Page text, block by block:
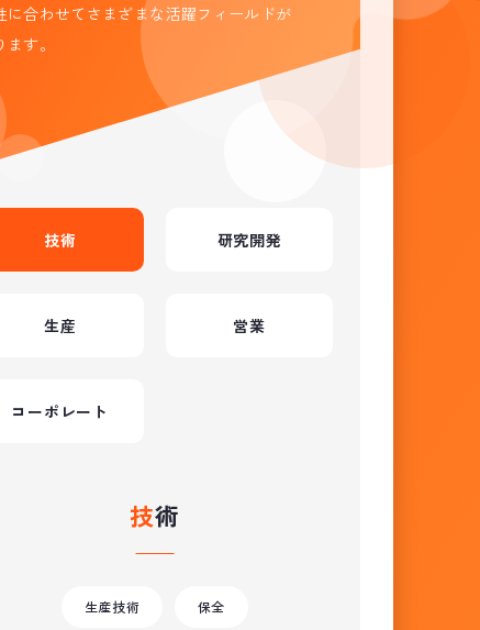
に合わせてさまざまな活躍フィールドが
ます。
技術 研究開発
生産 営業
コーポレート
技術
生産技術 保全